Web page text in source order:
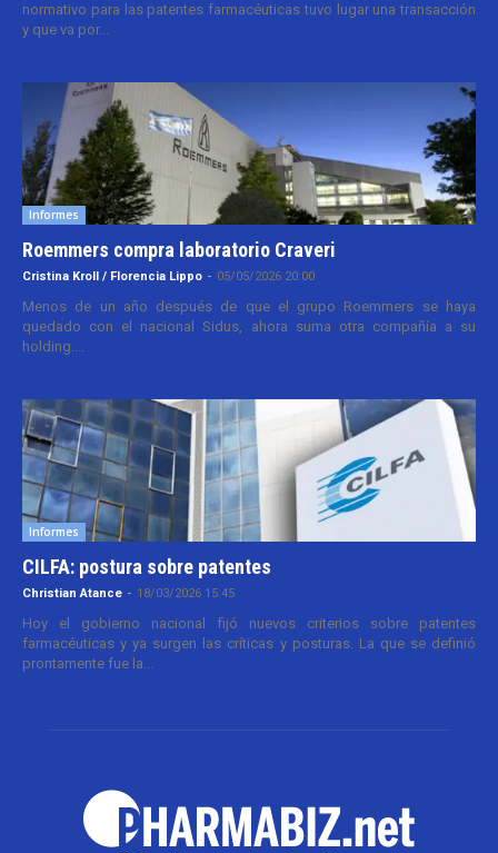
normativo para las patentes farmacéuticas tuvo lugar una transacción
y que va por...
Informes
Roemmers compra laboratorio Craveri
Cristina Kroll / Florencia Lippo - 05/05/2026 20:00
Menos de un año después de que el grupo Roemmers se haya
quedado con el nacional Sidus, ahora suma otra compañía a su
holding....
Informes
CILFA: postura sobre patentes
Christian Atance - 18/03/2026 15:45
Hoy el gobierno nacional fijó nuevos criterios sobre patentes
farmacéuticas y ya surgen las críticas y posturas. La que se definió
prontamente fue la...